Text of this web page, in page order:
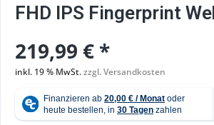
FHD IPS Fingerprint
219,99 € *
inkl. 19 % MwSt.zzgl. Versandkosten